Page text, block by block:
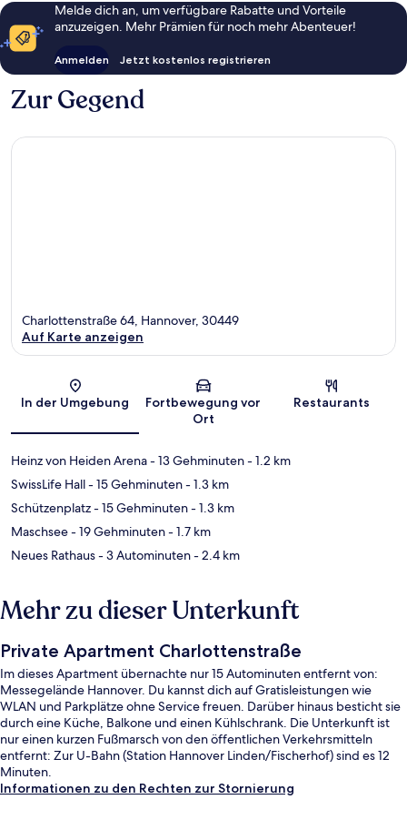
Melde dich an, um verfügbare Rabatte und Vorteile
anzuzeigen. Mehr Prämien für noch mehr Abenteuer!
Anmelden Jetzt kostenlos registrieren
Zur Gegend
Karte
Charlottenstraße 64, Hannover, 30449
Auf Karte anzeigen
In der Umgebung
Fortbewegung vor
Ort
Restaurants
Heinz von Heiden Arena- 13 Gehminuten- 1.2 km
SwissLife Hall- 15 Gehminuten- 1.3 km
Schützenplatz- 15 Gehminuten- 1.3 km
Maschsee- 19 Gehminuten- 1.7 km
Neues Rathaus- 3 Autominuten- 2.4 km
Mehr zu dieser Unterkunft
Private Apartment Charlottenstraße
Im dieses Apartment übernachte nur 15 Autominuten entfernt von:
Messegelände Hannover. Du kannst dich auf Gratisleistungen wie
WLAN und Parkplätze ohne Service freuen. Darüber hinaus besticht sie
durch eine Küche, Balkone und einen Kühlschrank. Die Unterkunft ist
nur einen kurzen Fußmarsch von den öffentlichen Verkehrsmitteln
entfernt: Zur U-Bahn (Station Hannover Linden/Fischerhof) sind es 12
Minuten.
Informationen zu den Rechten zur Stornierung